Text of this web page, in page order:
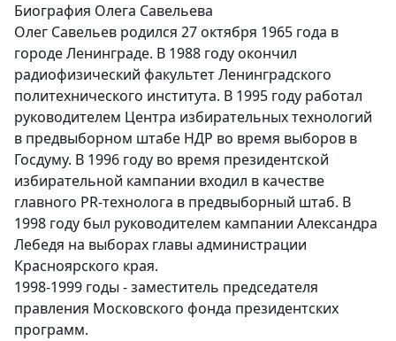
Биография Олега Савельева
Олег Савельев родился 27 октября 1965 года в
городе Ленинграде. В 1988 году окончил
радиофизический факультет Ленинградского
политехнического института. В 1995 году работал
руководителем Центра избирательных технологий
в предвыборном штабе НДР во время выборов в
Госдуму. В 1996 году во время президентской
избирательной кампании входил в качестве
главного PR-технолога в предвыборный штаб. В
1998 году был руководителем кампании Александра
Лебедя на выборах главы администрации
Красноярского края.
1998-1999 годы - заместитель председателя
правления Московского фонда президентских
программ.